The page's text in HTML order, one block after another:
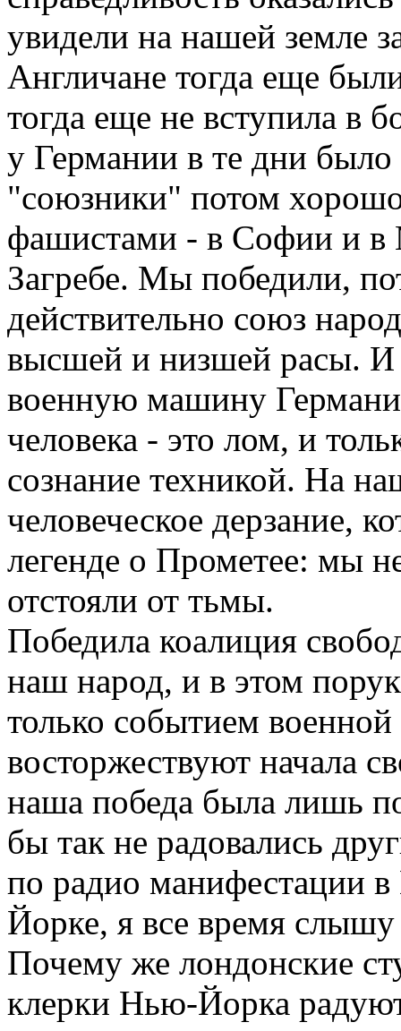
увидели на нашей земле
Англичане тогда еще
тогда еще не вступила в
у Германии в те дни
"союзники" потом
фашистами - в Софии и в
Загребе. Мы победили,
действительно союз
высшей и низшей расы.
военную машину
человека - это лом, и
сознание техникой. На
человеческое дерзание,
легенде о Прометее: мы
отстояли от тьмы.
Победила коалиция
наш народ, и в этом
только событием
восторжествуют начала
наша победа была лишь
бы так не радовались
по радио манифестации
Йорке, я все время
Почему же лондонские
клерки Нью-Йорка